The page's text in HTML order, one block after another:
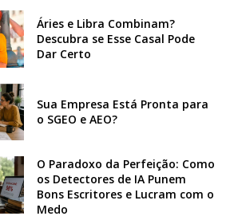
Áries e Libra Combinam?
Descubra se Esse Casal Pode
Dar Certo
Sua Empresa Está Pronta para
o SGEO e AEO?
O Paradoxo da Perfeição: Como
os Detectores de IA Punem
Bons Escritores e Lucram com o
Medo